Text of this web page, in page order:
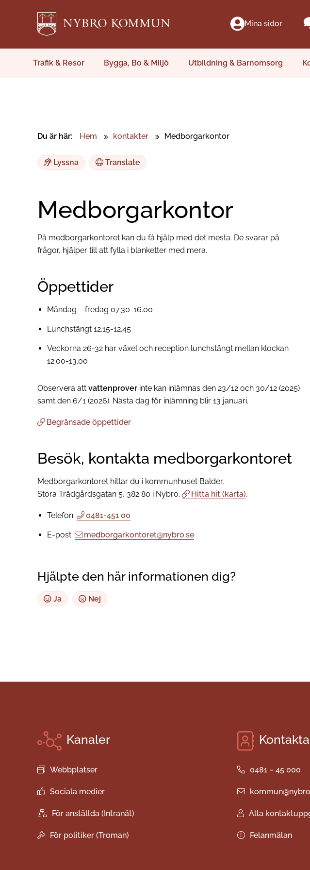
Mina sidor
Trafik & Resor Bygga, Bo & Miljö Utbildning & Barnomsorg
Du är här: Hem kontakter Medborgarkontor
Lyssna Translate
Medborgarkontor
På medborgarkontoret kan du få hjälp med det mesta. De svarar på
frågor, hjälper till att fylla i blanketter med mera.
Öppettider
Måndag – fredag 07.30-16.00
Lunchstängt 12.15-12.45
Veckorna 26-32 har växel och reception lunchstängt mellan klockan
12.00-13.00
Observera att vattenprover inte kan inlämnas den 23/12 och 30/12 (2025)
samt den 6/1 (2026). Nästa dag för inlämning blir 13 januari.
Begränsade öppettider
Besök, kontakta medborgarkontoret
Medborgarkontoret hittar du i kommunhuset Balder,
Stora Trädgårdsgatan 5, 382 80 i Nybro.
Hitta hit (karta).
Telefon: 0481-451 00
E-post: medborgarkontoret@nybro.se
Hjälpte den här informationen dig?
Ja Nej
Kanaler
Webbplatser
Sociala medier
För anställda (Intranät)
För politiker (Troman)
0481 – 45 000
Alla
Felanmälan